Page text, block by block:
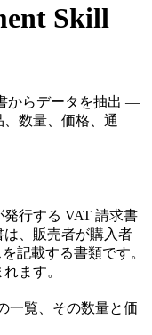
Skill
からデータを抽出 —
数量、価格、通
行する VAT 請求書
、販売者が購入者
記載する書類です。
ます。
一覧、その数量と価